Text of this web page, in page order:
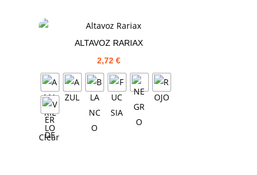
ALTAVOZ RARIAX
2,72€
Clear